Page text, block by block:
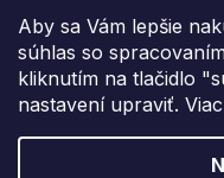
Aby sa Vám lepšie
súhlas so
kliknutím na tlačidlo
nastavení upraviť.
IČ: 07727402, DIČ: